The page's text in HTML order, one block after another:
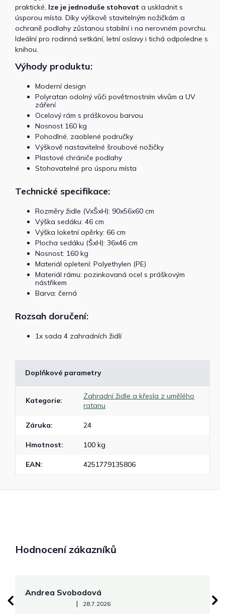
praktické, lze je jednoduše stohovat a uskladnit s
úsporou místa. Díky výškově stavitelným nožičkám a
ochraně podlahy zůstanou stabilní i na nerovném povrchu.
Ideální pro rodinná setkání, letní oslavy i tichá odpoledne s
knihou.
Výhody produktu:
Moderní design
Polyratan odolný vůči povětrnostním vlivům a UV
záření
Ocelový rám s práškovou barvou
Nosnost 160 kg
Pohodlné, zaoblené područky
Výškově nastavitelné šroubové nožičky
Plastové chrániče podlahy
Stohovatelné pro úsporu místa
Technické specifikace:
Rozměry židle (VxŠxH): 90x56x60 cm
Výška sedáku: 46 cm
Výška loketní opěrky: 66 cm
Plocha sedáku (ŠxH): 36x46 cm
Nosnost: 160 kg
Materiál opletení: Polyethylen (PE)
Materiál rámu: pozinkovaná ocel s práškovým
nástřikem
Barva: černá
Rozsah doručení:
1x sada 4 zahradních židlí
Doplňkové parametry
Kategorie:
Zahradní židle a křesla z umělého
ratanu
Záruka: 24
Hmotnost: 100 kg
EAN: 4251779135806
Hodnocení zákazníků
Andrea Svobodová
Hodnocení obchodu je 5 z 5 hvězdiček.
| 28.7.2026